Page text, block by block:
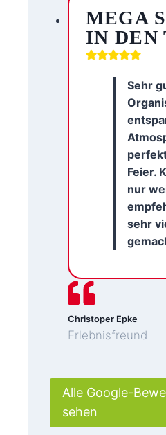
MEGA
IN DEN
Sehr
Feier.
nur
sehr
Christoper Epke
Erlebnisfreund
Alle Google-
sehen